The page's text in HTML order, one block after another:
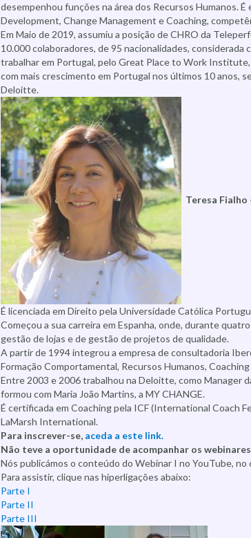
desempenhou funções na área dos Recursos Humanos. É
Development, Change Management e Coaching,
Em Maio de 2019, assumiu a posição de CHRO da
10.000 colaboradores, de 95 nacionalidades, considerada
trabalhar em Portugal, pelo Great Place to Work Institute,
com mais crescimento em Portugal nos últimos 10 anos,
Deloitte.
Teresa Fialho
É licenciada em Direito pela Universidade Católica
Começou a sua carreira em Espanha, onde, durante
gestão de lojas e de gestão de projetos de qualidade.
A partir de 1994 integrou a empresa de consultadoria
Formação Comportamental, Recursos Humanos,
Entre 2003 e 2006 trabalhou na Deloitte, como Manager
formou com Maria João Martins, a MY CHANGE.
É certificada em Coaching pela ICF (International Coach
LaMarsh International.
Para inscrever-se, aceda a este link.
Não teve a oportunidade de acompanhar os
Nós publicámos o conteúdo do Webinar I no YouTube, no
Para assistir, clique nas hiperligações abaixo:
Parte I
Parte II
Parte III